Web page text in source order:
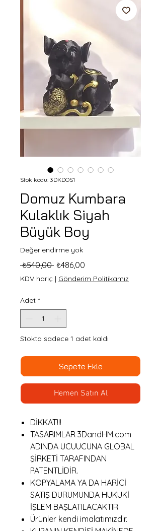
Stok kodu: 3DKDOS1
Domuz Kumbara
Kulaklık Siyah
Büyük Boy
Değerlendirme yok
₺540,00 Normal
Fiyat
₺486,00
Fiyat
KDV hariç | Gönderim Politikamız
Adet *
Stokta sadece 1 adet kaldı
Sepete Ekle
Hemen Satın Al
DİKKAT!!!
TASARIMLAR 3DandHM.com
ADINDA UCUUCUNA GLOBAL
ŞİRKETİ TARAFINDAN
PATENTLİDİR.
KOPYALAMA YA DA HARİCİ
SATIŞ DURUMUNDA HUKUKİ
İŞLEM BAŞLATILACAKTIR.
Ürünler kendi imalatımızdır.